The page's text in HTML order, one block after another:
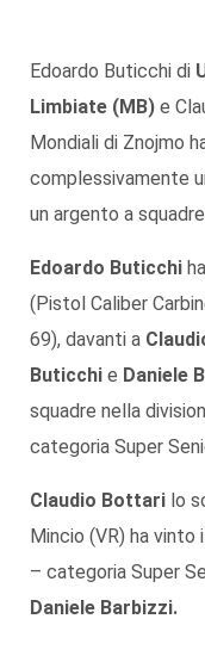
Edoardo Buticchi di
Limbiate (MB) e
Mondiali di Znojmo
complessivamente
un argento a
Edoardo Buticchi
(Pistol Caliber
69), davanti a
Buticchi e Daniele
squadre nella
categoria Super
Claudio Bottari lo
Mincio (VR) ha vinto i
– categoria Super
Daniele Barbizzi.